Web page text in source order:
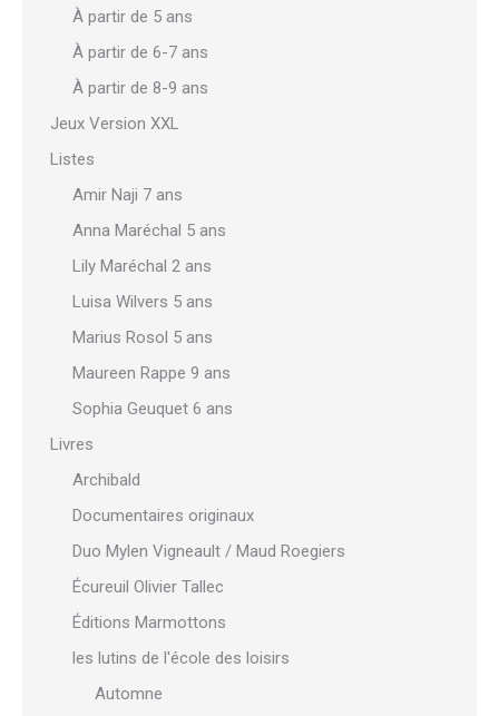
À partir de 5 ans
À partir de 6-7 ans
À partir de 8-9 ans
Jeux Version XXL
Listes
Amir Naji 7 ans
Anna Maréchal 5 ans
Lily Maréchal 2 ans
Luisa Wilvers 5 ans
Marius Rosol 5 ans
Maureen Rappe 9 ans
Sophia Geuquet 6 ans
Livres
Archibald
Documentaires originaux
Duo Mylen Vigneault / Maud Roegiers
Écureuil Olivier Tallec
Éditions Marmottons
les lutins de l'école des loisirs
Automne